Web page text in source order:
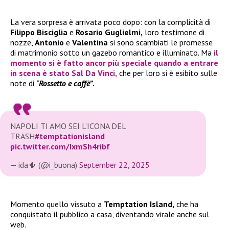
La vera sorpresa è arrivata poco dopo: con la complicità di
Filippo Bisciglia e Rosario Guglielmi, loro testimone di
nozze, Antonio e Valentina si sono scambiati le promesse
di matrimonio sotto un gazebo romantico e illuminato. Ma il
momento si è fatto ancor più speciale quando a entrare
in scena è stato Sal Da Vinci, che per loro si è esibito sulle
note di “Rossetto e caffè”.
NAPOLI TI AMO SEI L’ICONA DEL
TRASH#temptationisland
pic.twitter.com/IxmSh4ribf
— ida🌵 (@i_buona) September 22, 2025
Momento quello vissuto a Temptation Island, che ha
conquistato il pubblico a casa, diventando virale anche sul
web.